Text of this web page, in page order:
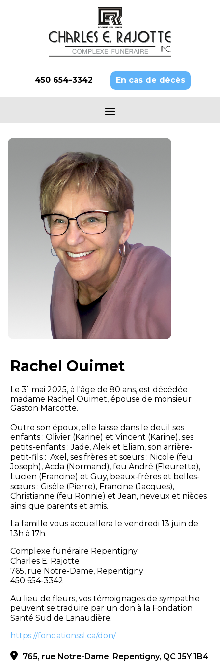
450 654-3342 En cas de décès
Rachel Ouimet
Le 31 mai 2025, à l'âge de 80 ans, est décédée
madame Rachel Ouimet, épouse de monsieur
Gaston Marcotte.
Outre son époux, elle laisse dans le deuil ses
enfants : Olivier (Karine) et Vincent (Karine), ses
petits-enfants : Jade, Alek et Eliam, son arrière-
petit-fils : Axel, ses frères et sœurs : Nicole (feu
Joseph), Acda (Normand), feu André (Fleurette),
Lucien (Francine) et Guy, beaux-frères et belles-
sœurs : Gisèle (Pierre), Francine (Jacques),
Christianne (feu Ronnie) et Jean, neveux et nièces
ainsi que parents et amis.
La famille vous accueillera le vendredi 13 juin de
13h à 17h.
Complexe funéraire Repentigny
Charles E. Rajotte
765, rue Notre-Dame, Repentigny
450 654-3342
Au lieu de fleurs, vos témoignages de sympathie
peuvent se traduire par un don à la Fondation
Santé Sud de Lanaudière.
https://fondationssl.ca/don/
765, rue Notre-Dame, Repentigny, QC J5Y 1B4